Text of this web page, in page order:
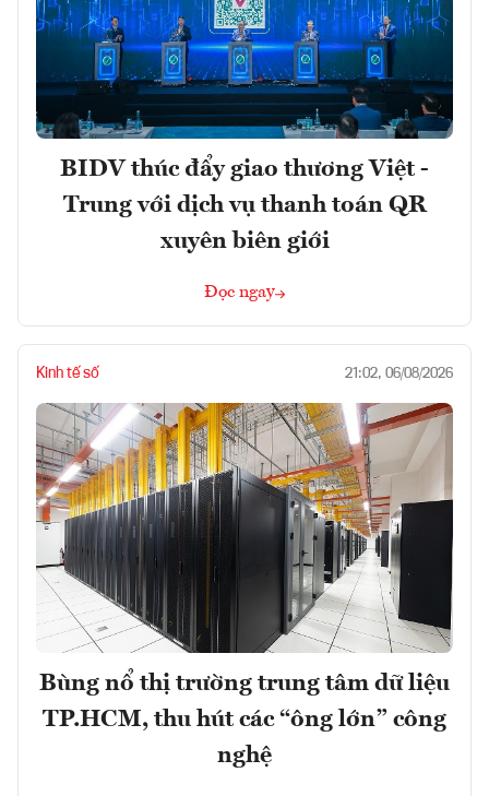
BIDV thúc đẩy giao thương Việt -
Trung với dịch vụ thanh toán QR
xuyên biên giới
Đọc ngay
Kinh tế số 21:02, 06/08/2026
Bùng nổ thị trường trung tâm dữ liệu
TP.HCM, thu hút các “ông lớn” công
nghệ